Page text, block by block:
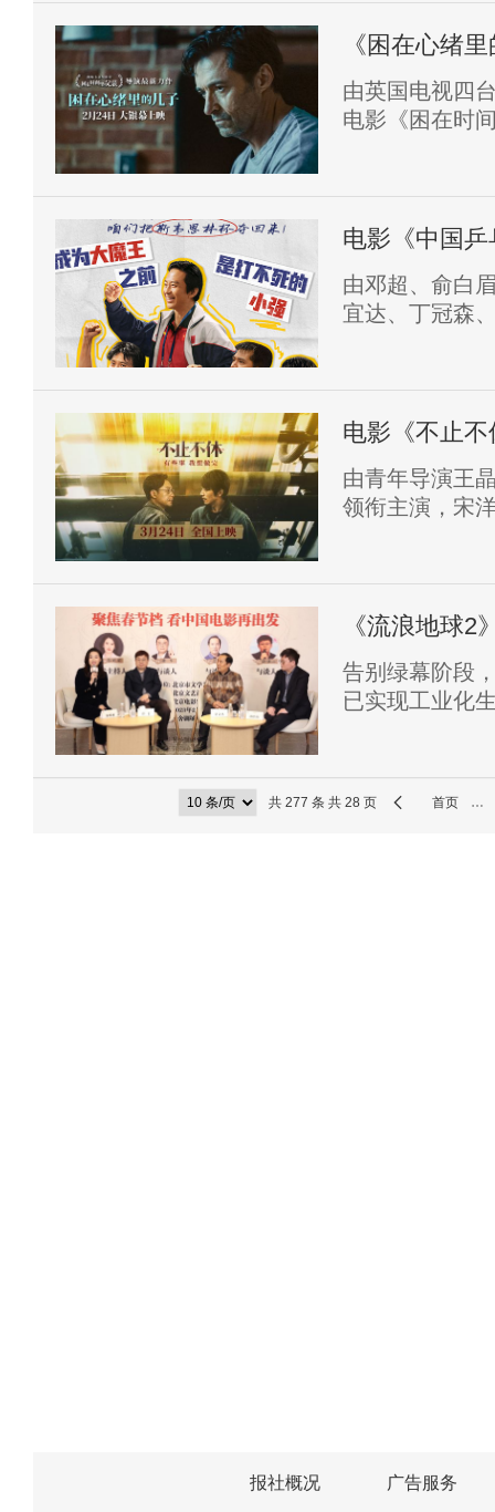
上演，不少剧
心。
《困在心绪
叔”挣扎中寻
由英国电视四
电影《困在时
电影《中国
由邓超、俞白
宜达、丁冠森
电影《不止
寻找真相
由青年导演王
领衔主演，宋
媒体人的选择
《流浪地球
迭代
告别绿幕阶段
已实现工业化
上肉眼可见的
共 277 条 共 28 页 首页 …
报社概况 广告服务